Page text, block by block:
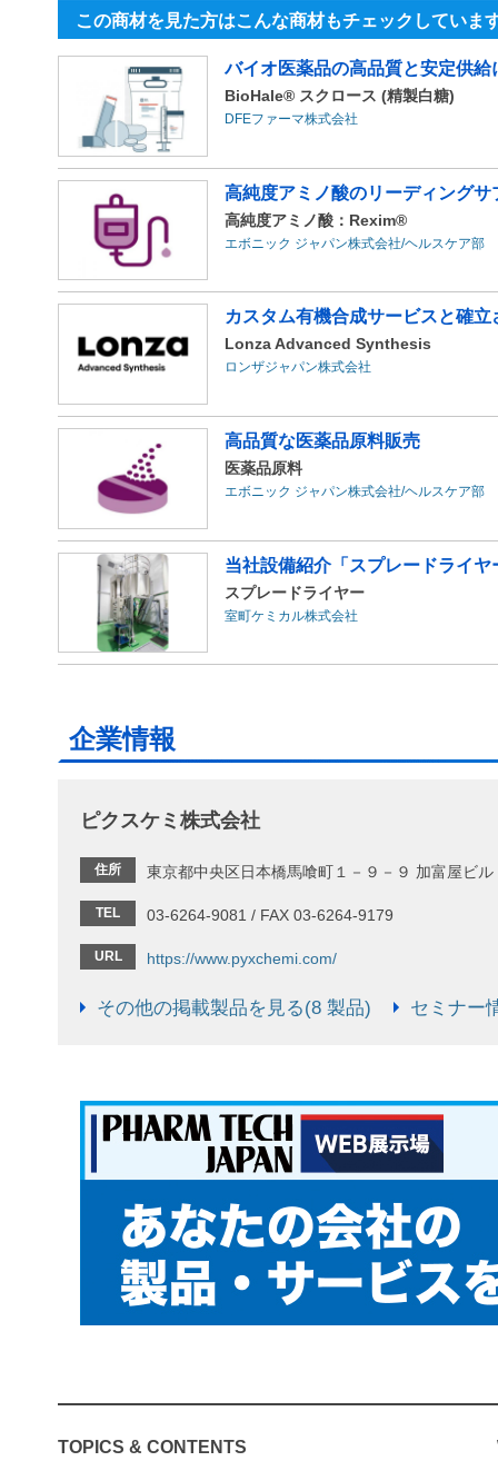
この商材を見た方はこんな商材もチェックしていま
バイオ医薬品の高品質と安定供給
BioHale® スクロース (精製白糖)
DFEファーマ株式会社
高純度アミノ酸のリーディングサ
高純度アミノ酸：Rexim®
エボニック ジャパン株式会社/ヘルスケア部
カスタム有機合成サービスと確
Lonza Advanced Synthesis
ロンザジャパン株式会社
高品質な医薬品原料販売
医薬品原料
エボニック ジャパン株式会社/ヘルスケア部
当社設備紹介「スプレードライヤ
スプレードライヤー
室町ケミカル株式会社
企業情報
ピクスケミ株式会社
住所 東京都中央区日本橋馬喰町１－９－９ 加富屋ビル
TEL 03-6264-9081 / FAX 03-6264-9179
URL https://www.pyxchemi.com/
その他の掲載製品を見る(8 製品) セミナー
TOPICS & CONTENTS